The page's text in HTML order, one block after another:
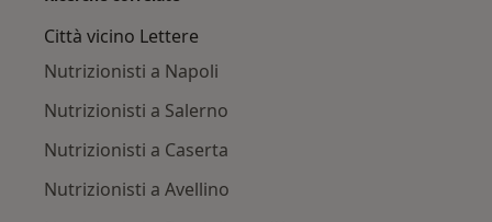
Città vicino Lettere
Nutrizionisti a Napoli
Nutrizionisti a Salerno
Nutrizionisti a Caserta
Nutrizionisti a Avellino